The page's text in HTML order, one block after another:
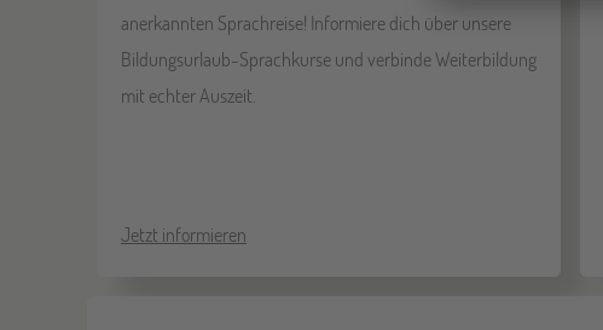
anerkannten Sprachreise! Informiere dich über unsere
Bildungsurlaub-Sprachkurse und verbinde Weiterbildung
mit echter Auszeit.
Jetzt informieren